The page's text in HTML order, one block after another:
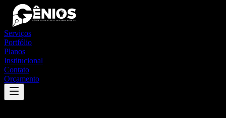
Serviços
Portfólio
Planos
Institucional
Contato
Orçamento